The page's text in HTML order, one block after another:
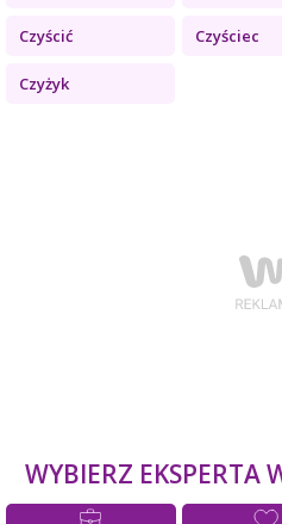
Czyścić Czyściec
Czyżyk
WYBIERZ EKSPERTA